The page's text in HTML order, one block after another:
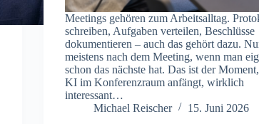
Meetings gehören zum Arbeitsalltag.
schreiben, Aufgaben verteilen, Beschlüsse
dokumentieren – auch das gehört dazu.
meistens nach dem Meeting, wenn man
schon das nächste hat. Das ist der
KI im Konferenzraum anfängt, wirklich
interessant…
Michael Reischer
15. Juni 2026